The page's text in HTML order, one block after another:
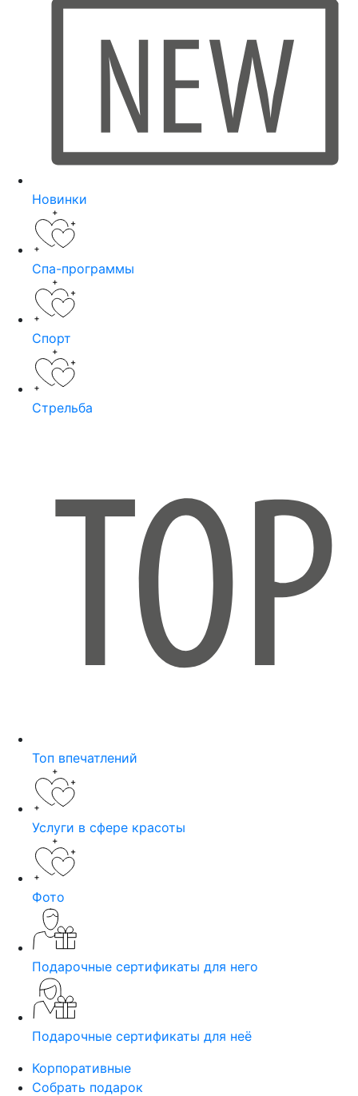
Новинки
Спа-программы
Спорт
Стрельба
Топ впечатлений
Услуги в сфере красоты
Фото
Подарочные сертификаты для него
Подарочные сертификаты для неё
Корпоративные
Собрать подарок